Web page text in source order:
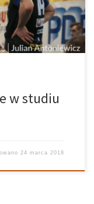
w studiu
24 marca 2018